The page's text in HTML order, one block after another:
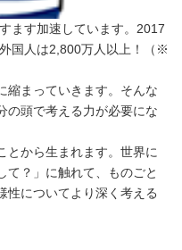
ます加速しています。2017
国人は2,800万人以上！（※
まっていきます。そんな
の頭で考える力が必要にな
から生まれます。世界に
て？」に触れて、ものごと
性についてより深く考える